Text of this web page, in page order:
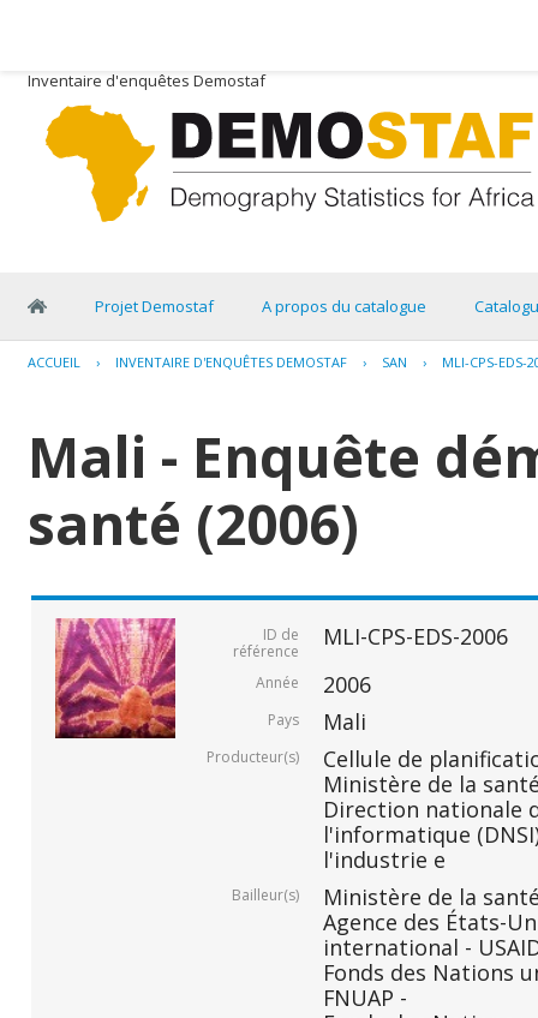
Inventaire d'enquêtes Demostaf
Projet Demostaf A propos du catalogue
ACCUEIL › INVENTAIRE D'ENQUÊTES DEMOSTAF › SAN › MLI-CPS-EDS-
Mali - Enquête
santé (2006)
ID de
référence
MLI-CPS-EDS-2006
Année 2006
Pays Mali
Producteur(s)
Cellule de
Ministère de la
Direction nationale
l'informatique
l'industrie e
Bailleur(s)
Ministère de la
Agence des États-
international -
Fonds des Nations
FNUAP -